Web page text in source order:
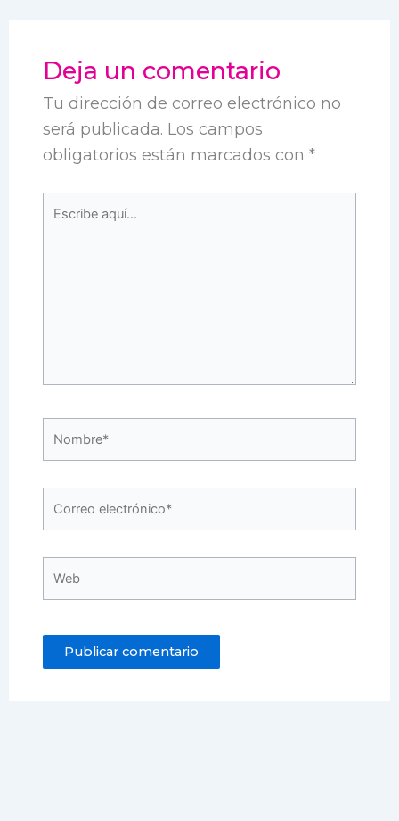
Deja un comentario
Tu dirección de correo electrónico no
será publicada. Los campos
obligatorios están marcados con*
Escribe
Nombre*
Correo
electrónico*
Web